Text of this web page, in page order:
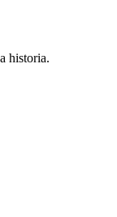
historia.